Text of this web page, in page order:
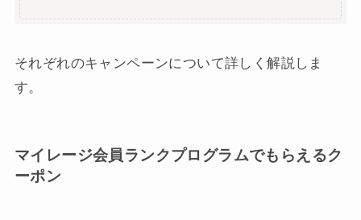
それぞれのキャンペーンについて詳しく解説しま
す。
マイレージ会員ランクプログラムでもらえるク
ーポン